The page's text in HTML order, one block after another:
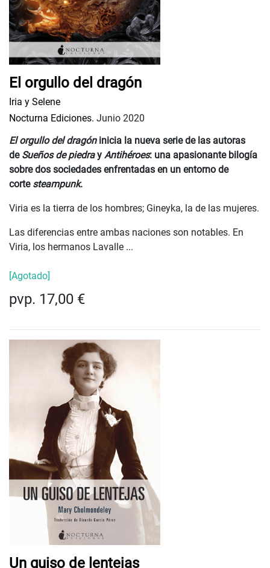
El orgullo del dragón
Iria y Selene
Nocturna Ediciones. Junio 2020
El orgullo del dragóninicia la nueva serie de las autoras
deSueños de piedray Antihéroes: una apasionante bilogía
sobre dos sociedades enfrentadas en un entorno de
corte steampunk.
Viria es la tierra de los hombres; Gineyka, la de las mujeres.
Las diferencias entre ambas naciones son notables. En
Viria, los hermanos Lavalle ...
[Agotado]
pvp. 17,00 €
Un guiso de lentejas